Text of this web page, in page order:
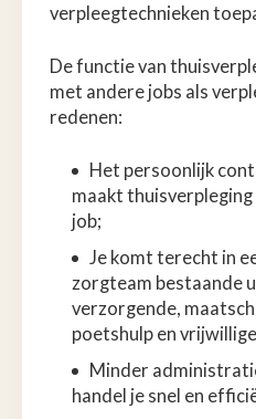
verpleegtechnieken
De functie van
met andere jobs als
redenen:
Het persoonlijk
maakt
job;
Je komt terecht in
zorgteam bestaande
verzorgende,
poetshulp en
Minder
handel je snel en